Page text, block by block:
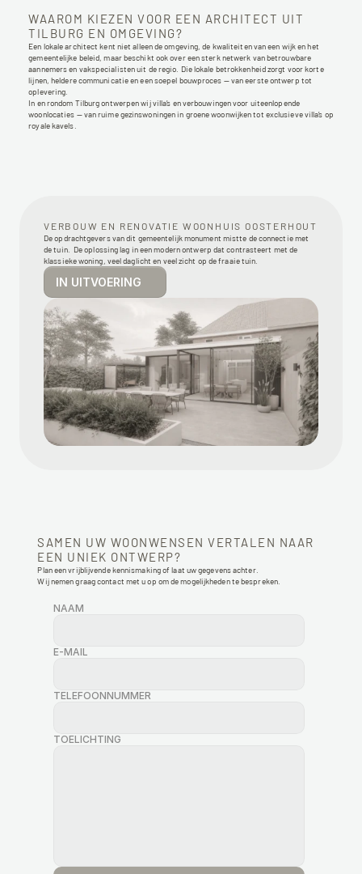
WAAROM KIEZEN VOOR EEN ARCHITECT UIT
TILBURG EN OMGEVING?
Een lokale architect kent niet alleen de omgeving, de kwaliteiten van een wijk en het
gemeentelijke beleid, maar beschikt ook over een sterk netwerk van betrouwbare
aannemers en vakspecialisten uit de regio. Die lokale betrokkenheid zorgt voor korte
lijnen, heldere communicatie en een soepel bouwproces — van eerste ontwerp tot
oplevering.
In en rondom Tilburg ontwerpen wij villa’s en verbouwingen voor uiteenlopende
woonlocaties — van ruime gezinswoningen in groene woonwijken tot exclusieve villa’s op
royale kavels.
VERBOUW EN RENOVATIE WOONHUIS OOSTERHOUT
De opdrachtgevers van dit gemeentelijk monument mistte de connectie met
de tuin.  De oplossing lag in een modern ontwerp dat contrasteert met de
klassieke woning, veel daglicht en veel zicht op de fraaie tuin.
IN UITVOERING
SAMEN UW WOONWENSEN VERTALEN NAAR
EEN UNIEK ONTWERP?
Plan een vrijblijvende kennismaking of laat uw gegevens achter.
Wij nemen graag contact met u op om de mogelijkheden te bespreken.
NAAM
E-MAIL
TELEFOONNUMMER
TOELICHTING